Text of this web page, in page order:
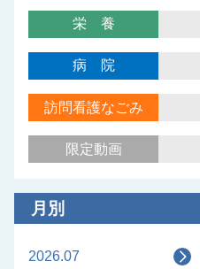
栄養
病院
訪問看護なごみ
限定動画
月別
2026.07